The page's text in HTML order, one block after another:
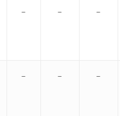
– – –
– – –